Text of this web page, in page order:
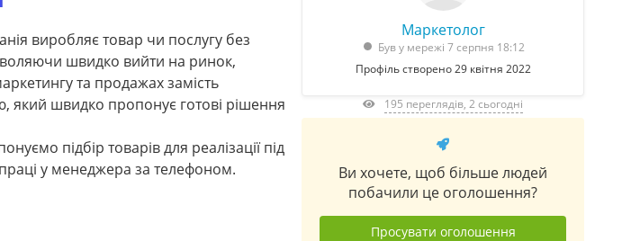
виробляє товар чи послугу без
швидко вийти на ринок,
та продажах замість
який швидко пропонує готові рішення
підбір товарів для реалізації під
у менеджера за телефоном.
Маркетолог
Був у мережі 7 серпня 18:12
Профіль створено 29 квітня 2022
195 переглядів, 2 сьогодні
Ви хочете, щоб більше людей
побачили це оголошення?
Просувати оголошення